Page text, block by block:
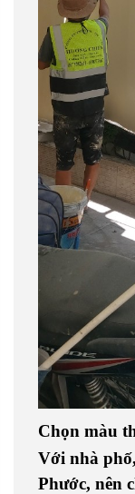
Chọn màu
Với nhà phố,
Phước, nên